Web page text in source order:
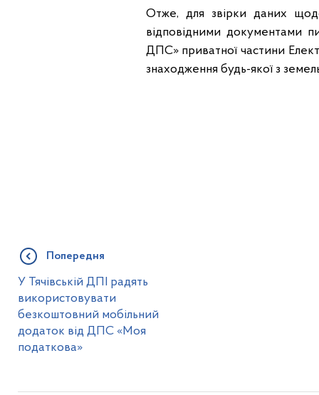
Отже, для звірки даних
відповідними документами
ДПС» приватної частини
знаходження будь-якої з
Попередня
У Тячівській ДПІ радять
використовувати
безкоштовний мобільний
додаток від ДПС «Моя
податкова»